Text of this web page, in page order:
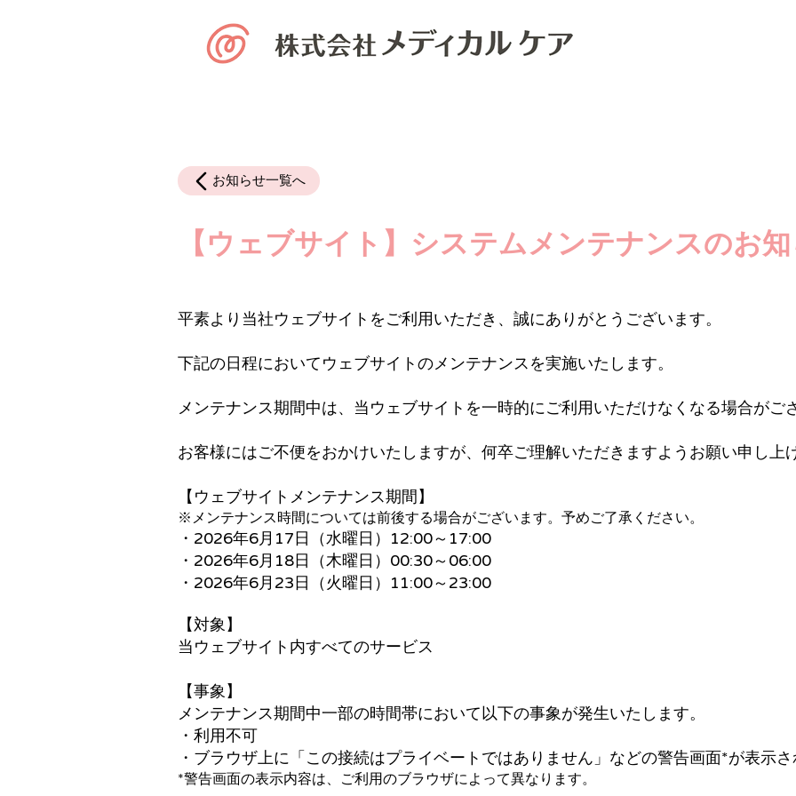
お知らせ一覧へ
【ウェブサイト】システムメンテナンスのお
平素より当社ウェブサイトをご利用いただき、誠にありがとうございます。
下記の日程においてウェブサイトのメンテナンスを実施いたします。
メンテナンス期間中は、当ウェブサイトを一時的にご利用いただけなくなる場合がご
お客様にはご不便をおかけいたしますが、何卒ご理解いただきますようお願い申し上
【ウェブサイトメンテナンス期間】
※メンテナンス時間については前後する場合がございます。予めご了承ください。
・2026年6月17日（水曜日）12:00～17:00
・2026年6月18日（木曜日）00:30～06:00
・2026年6月23日（火曜日）11:00～23:00
【対象】
当ウェブサイト内すべてのサービス
【事象】
メンテナンス期間中一部の時間帯において以下の事象が発生いたします。
・利用不可
・ブラウザ上に「この接続はプライベートではありません」などの警告画面*が表示
*警告画面の表示内容は、ご利用のブラウザによって異なります。